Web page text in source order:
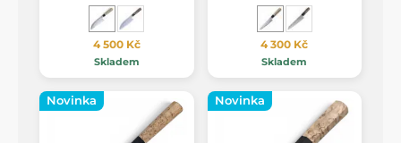
4 500 Kč
Skladem
4 300 Kč
Skladem
Novinka Novinka